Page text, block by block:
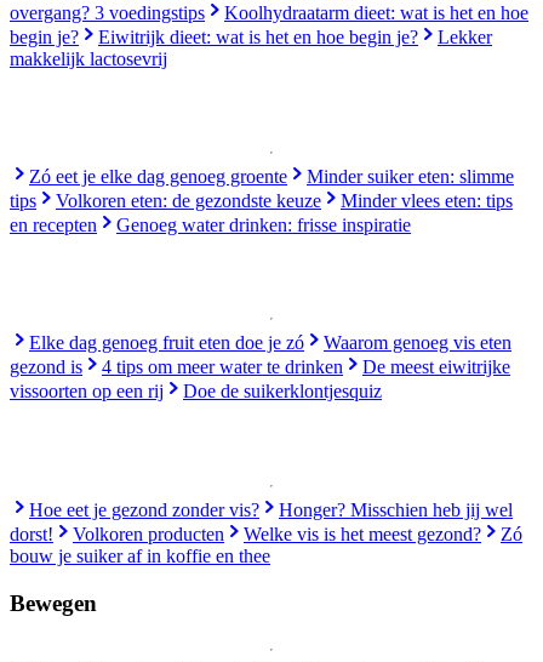
overgang? 3 voedingstips
Koolhydraatarm dieet: wat is het en hoe
begin je?
Eiwitrijk dieet: wat is het en hoe begin je?
Lekker
makkelijk lactosevrij
Zó eet je elke dag genoeg groente
Minder suiker eten: slimme
tips
Volkoren eten: de gezondste keuze
Minder vlees eten: tips
en recepten
Genoeg water drinken: frisse inspiratie
Elke dag genoeg fruit eten doe je zó
Waarom genoeg vis eten
gezond is
4 tips om meer water te drinken
De meest eiwitrijke
vissoorten op een rij
Doe de suikerklontjesquiz
Hoe eet je gezond zonder vis?
Honger? Misschien heb jij wel
dorst!
Volkoren producten Welke vis is het meest gezond?
Zó
bouw je suiker af in koffie en thee
Bewegen